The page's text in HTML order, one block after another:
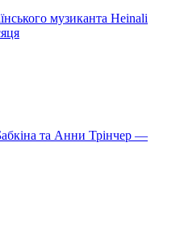
музиканта Heinali
та Анни Трінчер —